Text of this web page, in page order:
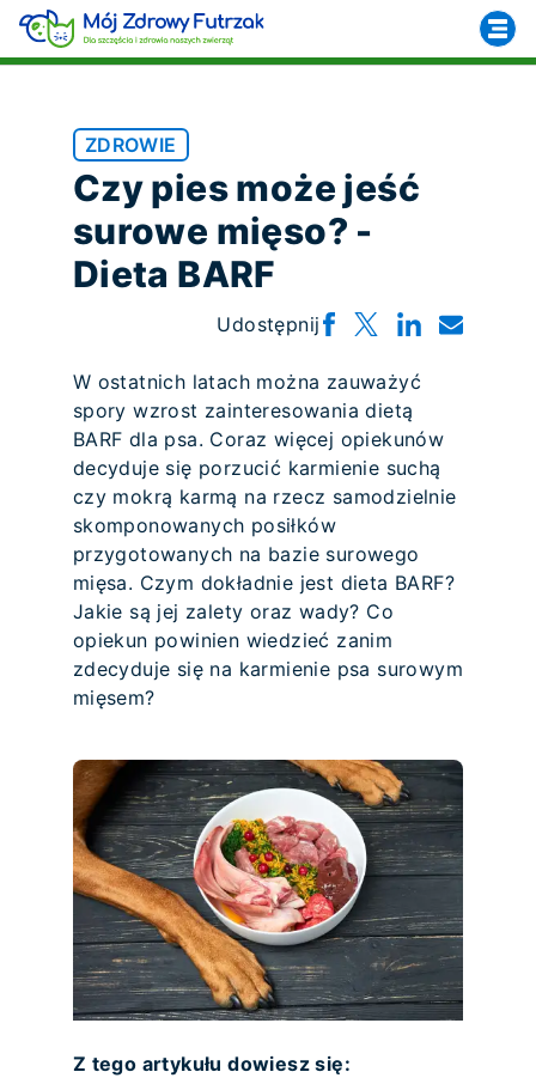
ZDROWIE
Czy pies może jeść
surowe mięso? -
Dieta BARF
Udostępnij
W ostatnich latach można zauważyć
spory wzrost zainteresowania dietą
BARF dla psa. Coraz więcej opiekunów
decyduje się porzucić karmienie suchą
czy mokrą karmą na rzecz samodzielnie
skomponowanych posiłków
przygotowanych na bazie surowego
mięsa. Czym dokładnie jest dieta BARF?
Jakie są jej zalety oraz wady? Co
opiekun powinien wiedzieć zanim
zdecyduje się na karmienie psa surowym
mięsem?
Z tego artykułu dowiesz się: